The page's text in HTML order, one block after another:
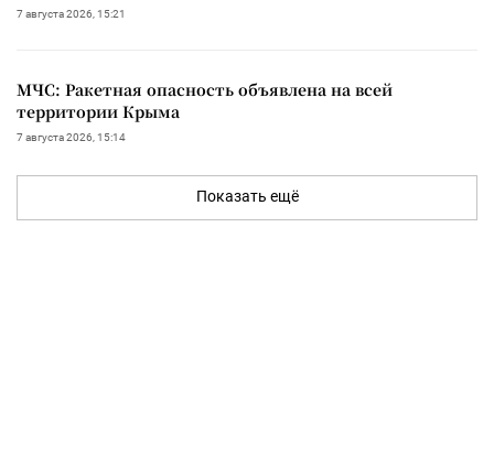
7 августа 2026, 15:21
МЧС: Ракетная опасность объявлена на всей
территории Крыма
7 августа 2026, 15:14
Показать ещё